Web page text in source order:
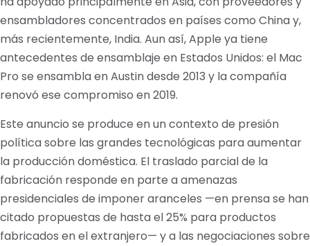
ensambladores concentrados en países como China y,
más recientemente, India. Aun así, Apple ya tiene
antecedentes de ensamblaje en Estados Unidos: el Mac
Pro se ensambla en Austin desde 2013 y la compañía
renovó ese compromiso en 2019.
Este anuncio se produce en un contexto de presión
política sobre las grandes tecnológicas para aumentar
la producción doméstica. El traslado parcial de la
fabricación responde en parte a amenazas
presidenciales de imponer aranceles —en prensa se han
citado propuestas de hasta el 25% para productos
fabricados en el extranjero— y a las negociaciones sobre